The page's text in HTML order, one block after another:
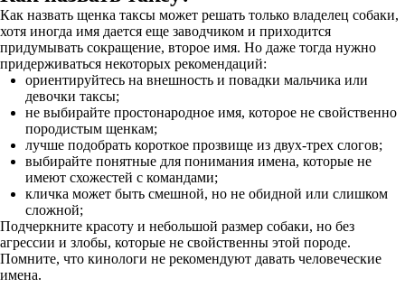
Как назвать щенка таксы может решать только владелец собаки,
хотя иногда имя дается еще заводчиком и приходится
придумывать сокращение, второе имя. Но даже тогда нужно
придерживаться некоторых рекомендаций:
ориентируйтесь на внешность и повадки мальчика или
девочки таксы;
не выбирайте простонародное имя, которое не свойственно
породистым щенкам;
лучше подобрать короткое прозвище из двух-трех слогов;
выбирайте понятные для понимания имена, которые не
имеют схожестей с командами;
кличка может быть смешной, но не обидной или слишком
сложной;
Подчеркните красоту и небольшой размер собаки, но без
агрессии и злобы, которые не свойственны этой породе.
Помните, что кинологи не рекомендуют давать человеческие
имена.